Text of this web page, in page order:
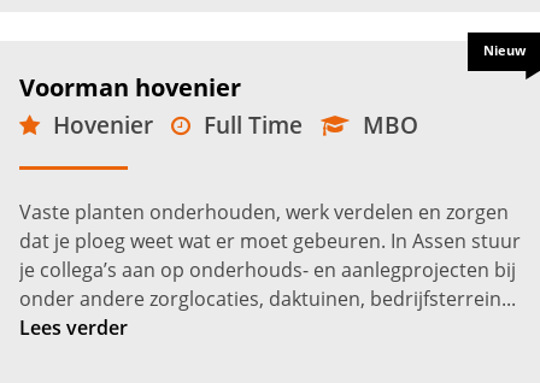
Voorman hovenier
Hovenier Full Time
MBO
Assen
Vaste planten onderhouden, werk verdelen en zorgen
dat je ploeg weet wat er moet gebeuren. In Assen stuur
je collega’s aan op onderhouds- en aanlegprojecten bij
onder andere zorglocaties, daktuinen, bedrijfsterrein...
Lees verder
Nieuw